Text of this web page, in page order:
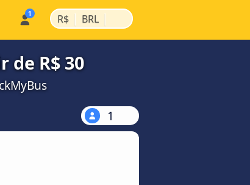
R$ | BRL |
de R$ 30
1